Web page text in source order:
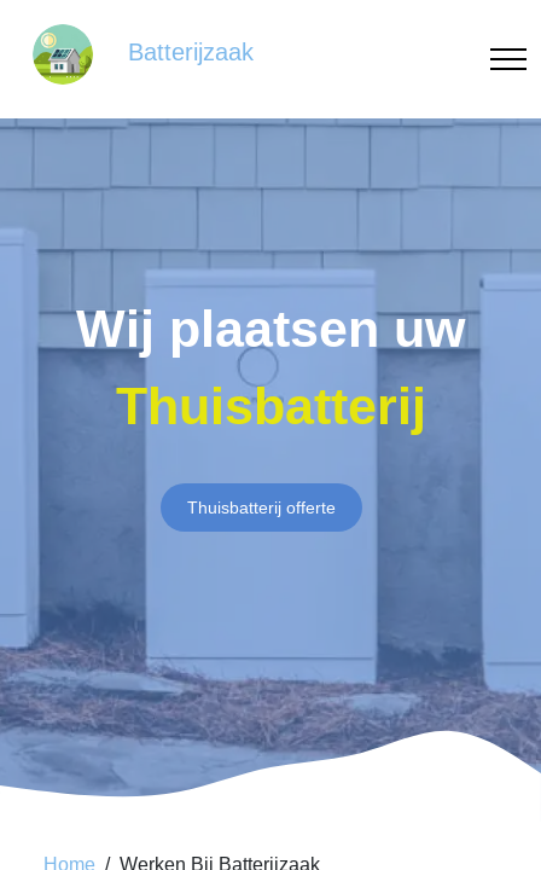
Batterijzaak
Wij plaatsen uw
Thuisbatterij
Thuisbatterij offerte
Home Werken Bij Batterijzaak